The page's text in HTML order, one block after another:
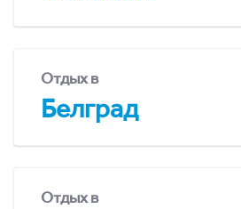
Отдых в
Белград
Отдых в